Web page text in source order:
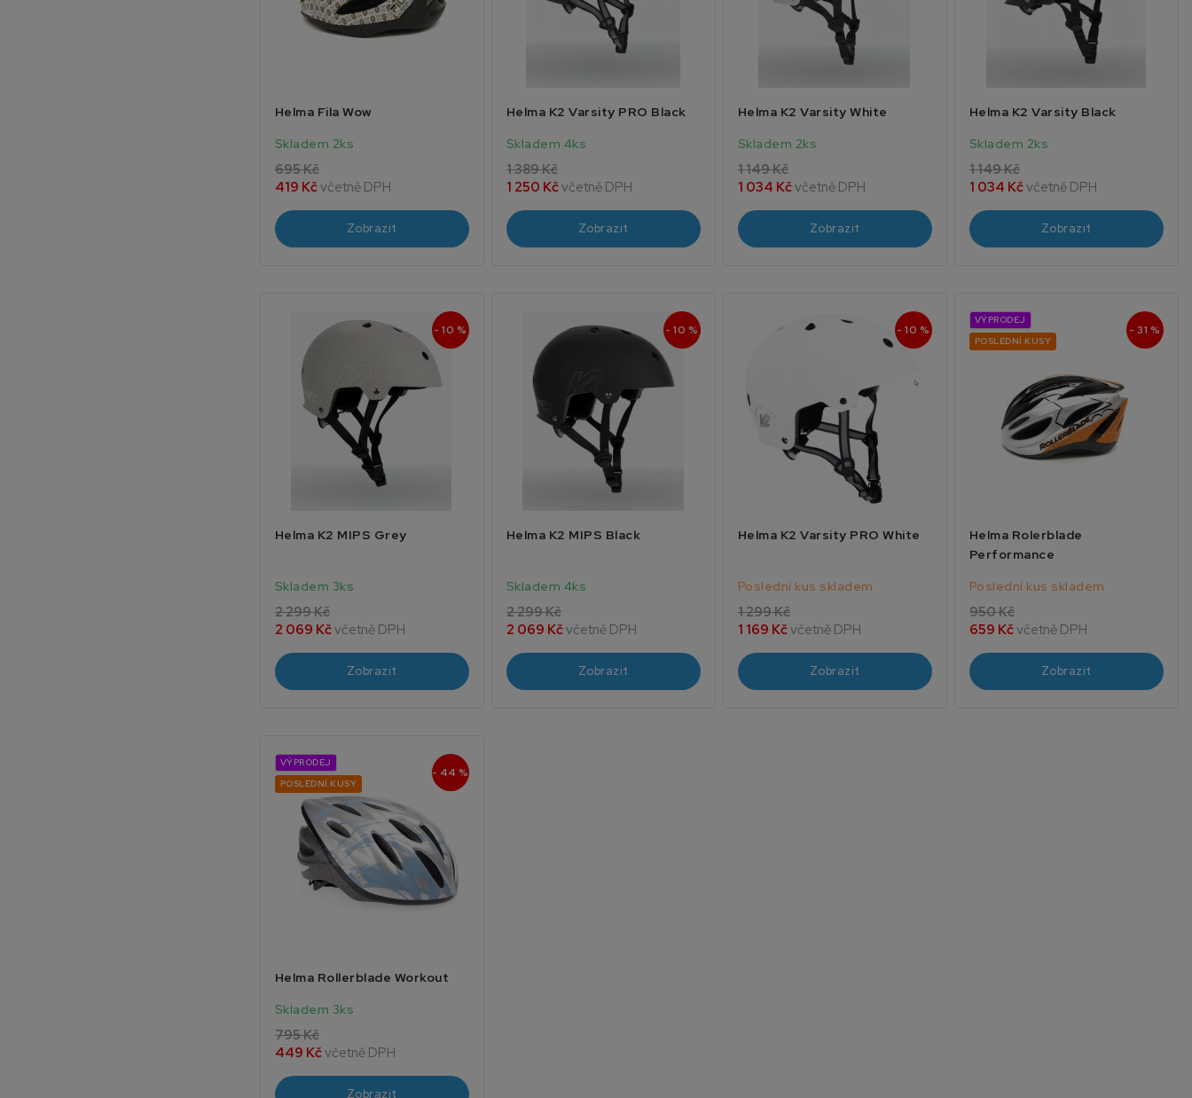
Helma Fila Wow
Skladem 2ks
695 Kč
419 Kčvčetně DPH
Zobrazit
Helma K2 Varsity PRO Black
Skladem 4ks
1 389 Kč
1 250 Kčvčetně DPH
Zobrazit
Helma K2 Varsity White
Skladem 2ks
1 149 Kč
1 034 Kčvčetně DPH
Zobrazit
Helma K2 Varsity Black
Skladem 2ks
1 149 Kč
1 034 Kčvčetně DPH
Zobrazit
- 10 %
Helma K2 MIPS Grey
Skladem 3ks
2 299 Kč
2 069 Kčvčetně DPH
Zobrazit
- 10 %
Helma K2 MIPS Black
Skladem 4ks
2 299 Kč
2 069 Kčvčetně DPH
Zobrazit
- 10 %
Helma K2 Varsity PRO White
Poslední kus skladem
1 299 Kč
1 169 Kčvčetně DPH
Zobrazit
VÝPRODEJ
POSLEDNÍ KUSY
- 31 %
Helma Rolerblade
Performance
Poslední kus skladem
950 Kč
659 Kčvčetně DPH
Zobrazit
VÝPRODEJ
POSLEDNÍ KUSY
- 44 %
Helma Rollerblade Workout
Skladem 3ks
795 Kč
449 Kčvčetně DPH
Zobrazit